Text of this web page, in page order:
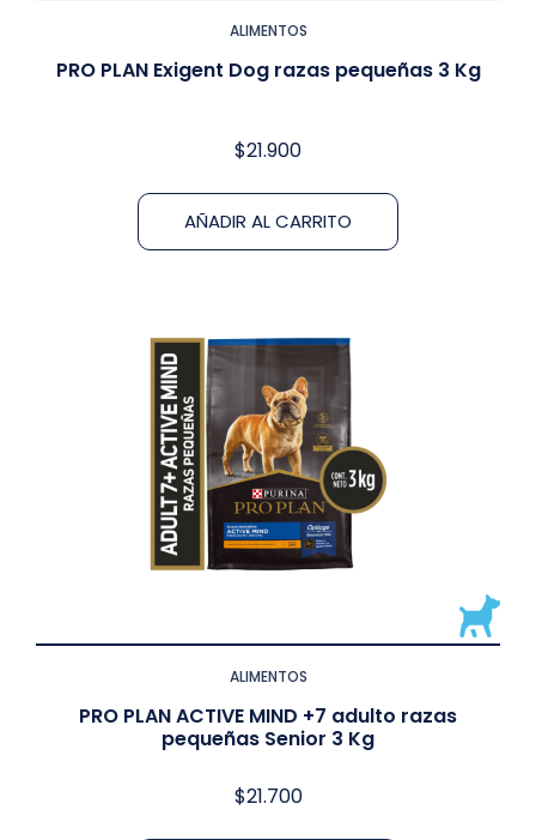
ALIMENTOS
PRO PLAN Exigent Dog razas pequeñas 3 Kg
$21.900
AÑADIR AL CARRITO
ALIMENTOS
PRO PLAN ACTIVE MIND +7 adulto razas
pequeñas Senior 3 Kg
$21.700